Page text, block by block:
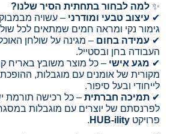
✨למה לבחור בתחתית הסיר שלנו?
✔ עיצוב טבעי ומודרני – עשויה
גימור נקי ומראה חמים שמתאים לכל
✔ עמידה בחום – מגינה על שולחן
העבודה בחן ובסטייל.
✔ מגע אישי – כל מוצר משובץ באריח
מקורית של אומנים עם מוגבלות,
לייחודי ובעל סיפור.
✔תמיכה חברתית – כל רכישה תורמת
לפרנסתם של יוצרים עם מוגבלות
פרויקטHUB-ility
.